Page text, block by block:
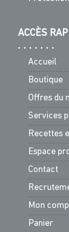
ACCÈS
Accueil
Boutique
Offres du
Services
Recettes
Espace
Contact
Mon
Panier